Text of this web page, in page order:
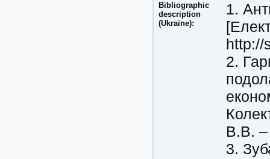
Bibliographic
description
(Ukraine):
1.
http://
2.
В.В.
3.